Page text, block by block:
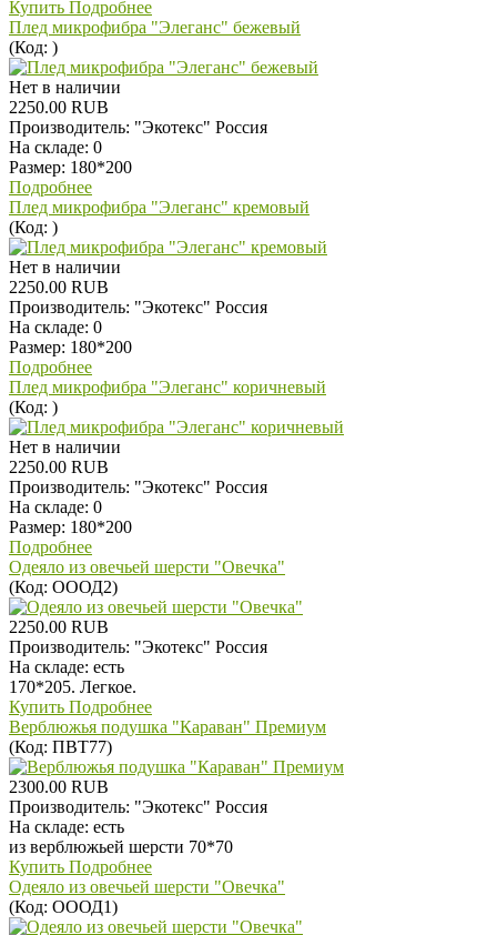
Купить Подробнее
Плед микрофибра "Элеганс" бежевый
(Код: )
Нет в наличии
2250.00 RUB
Производитель: "Экотекс" Россия
На складе: 0
Размер: 180*200
Подробнее
Плед микрофибра "Элеганс" кремовый
(Код: )
Нет в наличии
2250.00 RUB
Производитель: "Экотекс" Россия
На складе: 0
Размер: 180*200
Подробнее
Плед микрофибра "Элеганс" коричневый
(Код: )
Нет в наличии
2250.00 RUB
Производитель: "Экотекс" Россия
На складе: 0
Размер: 180*200
Подробнее
Одеяло из овечьей шерсти "Овечка"
(Код: ОООД2)
2250.00 RUB
Производитель: "Экотекс" Россия
На складе: есть
170*205. Легкое.
Купить Подробнее
Верблюжья подушка "Караван" Премиум
(Код: ПВТ77)
2300.00 RUB
Производитель: "Экотекс" Россия
На складе: есть
из верблюжьей шерсти 70*70
Купить Подробнее
Одеяло из овечьей шерсти "Овечка"
(Код: ОООД1)